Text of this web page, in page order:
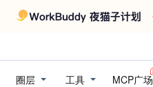
圈层 工具 MCP广场